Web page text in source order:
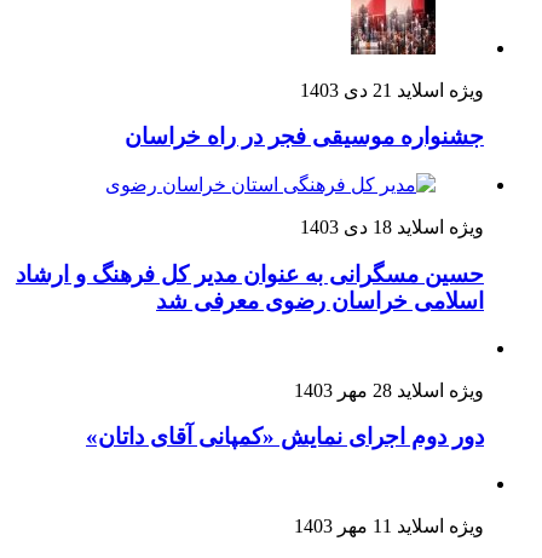
ویژه اسلاید 21 دی 1403
جشنواره موسیقی فجر در راه خراسان
ویژه اسلاید 18 دی 1403
حسین مسگرانی به عنوان مدیر کل فرهنگ و ارشاد
اسلامی خراسان رضوی معرفی شد
ویژه اسلاید 28 مهر 1403
دور دوم اجرای نمایش «کمپانی آقای داتان»
ویژه اسلاید 11 مهر 1403